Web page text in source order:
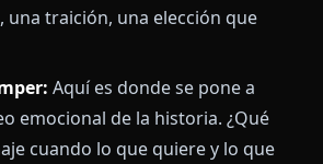
una traición, una elección que
Aquí es donde se pone a
emocional de la historia. ¿Qué
cuando lo que quiere y lo que